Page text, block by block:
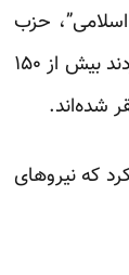
حزب
کومله کردستان و کومله زحمتکشان کردستان، که هر دو از احزاب ایرانی مخالف جمهوری اسلامی هستند، اعلام کردند بیش از ۱۵۰
شده‌اند.
که نیروهای